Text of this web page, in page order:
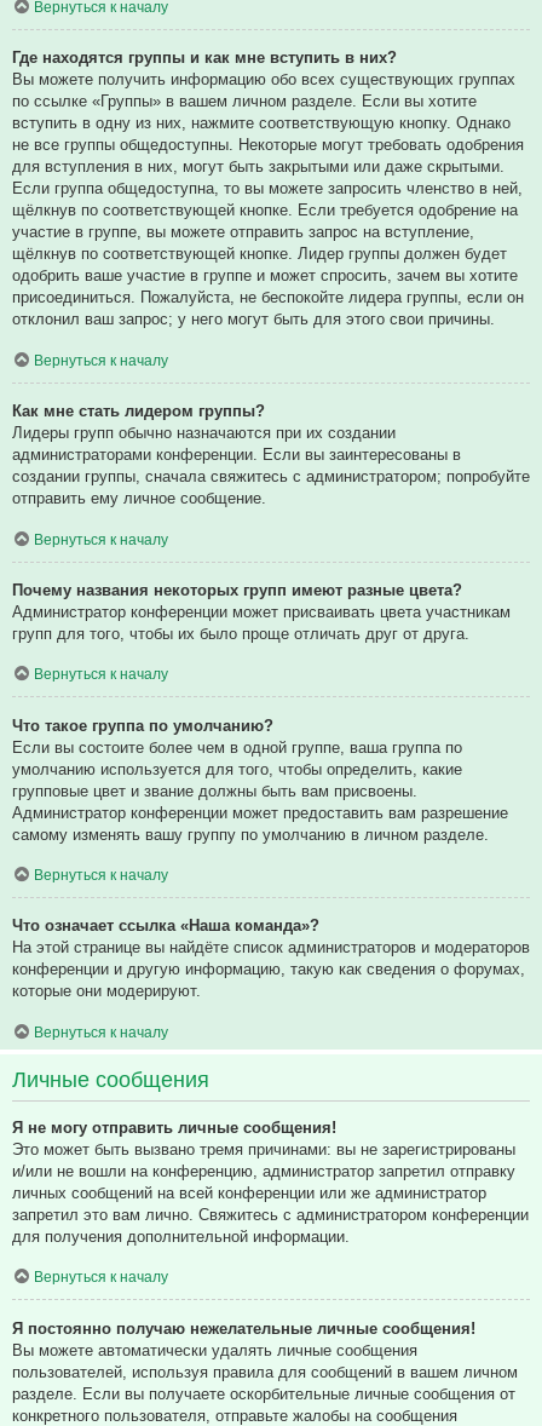
Вернуться к началу
Где находятся группы и как мне вступить в них?
Вы можете получить информацию обо всех существующих группах
по ссылке «Группы» в вашем личном разделе. Если вы хотите
вступить в одну из них, нажмите соответствующую кнопку. Однако
не все группы общедоступны. Некоторые могут требовать одобрения
для вступления в них, могут быть закрытыми или даже скрытыми.
Если группа общедоступна, то вы можете запросить членство в ней,
щёлкнув по соответствующей кнопке. Если требуется одобрение на
участие в группе, вы можете отправить запрос на вступление,
щёлкнув по соответствующей кнопке. Лидер группы должен будет
одобрить ваше участие в группе и может спросить, зачем вы хотите
присоединиться. Пожалуйста, не беспокойте лидера группы, если он
отклонил ваш запрос; у него могут быть для этого свои причины.
Вернуться к началу
Как мне стать лидером группы?
Лидеры групп обычно назначаются при их создании
администраторами конференции. Если вы заинтересованы в
создании группы, сначала свяжитесь с администратором; попробуйте
отправить ему личное сообщение.
Вернуться к началу
Почему названия некоторых групп имеют разные цвета?
Администратор конференции может присваивать цвета участникам
групп для того, чтобы их было проще отличать друг от друга.
Вернуться к началу
Что такое группа по умолчанию?
Если вы состоите более чем в одной группе, ваша группа по
умолчанию используется для того, чтобы определить, какие
групповые цвет и звание должны быть вам присвоены.
Администратор конференции может предоставить вам разрешение
самому изменять вашу группу по умолчанию в личном разделе.
Вернуться к началу
Что означает ссылка «Наша команда»?
На этой странице вы найдёте список администраторов и модераторов
конференции и другую информацию, такую как сведения о форумах,
которые они модерируют.
Вернуться к началу
Личные сообщения
Я не могу отправить личные сообщения!
Это может быть вызвано тремя причинами: вы не зарегистрированы
и/или не вошли на конференцию, администратор запретил отправку
личных сообщений на всей конференции или же администратор
запретил это вам лично. Свяжитесь с администратором конференции
для получения дополнительной информации.
Вернуться к началу
Я постоянно получаю нежелательные личные сообщения!
Вы можете автоматически удалять личные сообщения
пользователей, используя правила для сообщений в вашем личном
разделе. Если вы получаете оскорбительные личные сообщения от
конкретного пользователя, отправьте жалобы на сообщения